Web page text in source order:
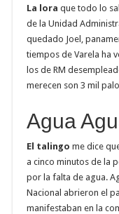
La lora que todo lo
de la Unidad
quedado Joel,
tiempos de Varela ha
los de RM
merecen son 3 mil
Agua
El talingo me dice
a cinco minutos de la
por la falta de agua.
Nacional abrieron el
manifestaban en la